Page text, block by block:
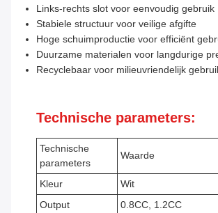
Links-rechts slot voor eenvoudig gebruik
Stabiele structuur voor veilige afgifte
Hoge schuimproductie voor efficiënt
Duurzame materialen voor langdurige
Recyclebaar voor milieuvriendelijk
Technische parameters:
Technische
parameters
Waarde
Kleur
Wit
Output
0.8CC, 1.2CC